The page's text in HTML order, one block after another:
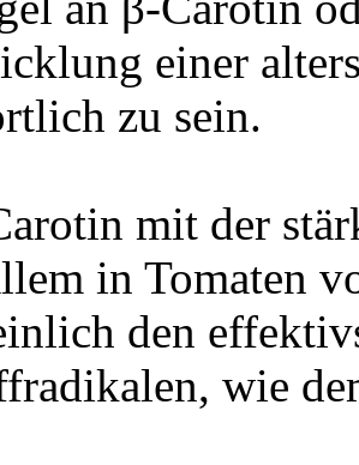
einer
zu sein.
mit der
in Tomaten
den
wie